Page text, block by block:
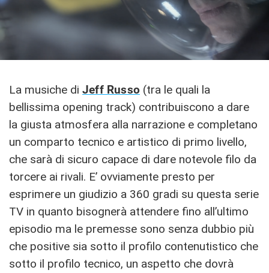
La musiche di Jeff Russo (tra le quali la
bellissima opening track) contribuiscono a dare
la giusta atmosfera alla narrazione e completano
un comparto tecnico e artistico di primo livello,
che sarà di sicuro capace di dare notevole filo da
torcere ai rivali. E’ ovviamente presto per
esprimere un giudizio a 360 gradi su questa serie
TV in quanto bisognerà attendere fino all’ultimo
episodio ma le premesse sono senza dubbio più
che positive sia sotto il profilo contenutistico che
sotto il profilo tecnico, un aspetto che dovrà